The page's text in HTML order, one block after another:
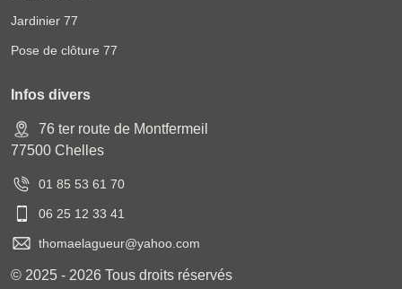
Jardinier 77
Pose de clôture 77
Infos divers
76 ter route de Montfermeil
77500 Chelles
01 85 53 61 70
06 25 12 33 41
thomaelagueur@yahoo.com
© 2025 - 2026 Tous droits réservés